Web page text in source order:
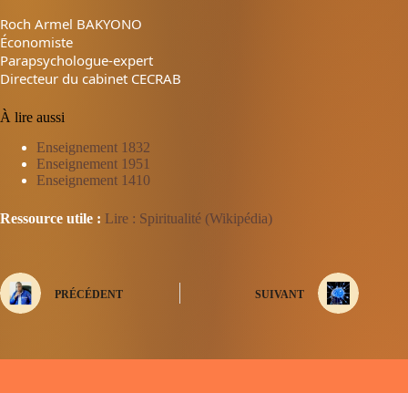
Roch Armel BAKYONO
Économiste
Parapsychologue-expert
Directeur du cabinet CECRAB
À lire aussi
Enseignement 1832
Enseignement 1951
Enseignement 1410
Ressource utile : Lire : Spiritualité (Wikipédia)
PRÉCÉDENT SUIVANT